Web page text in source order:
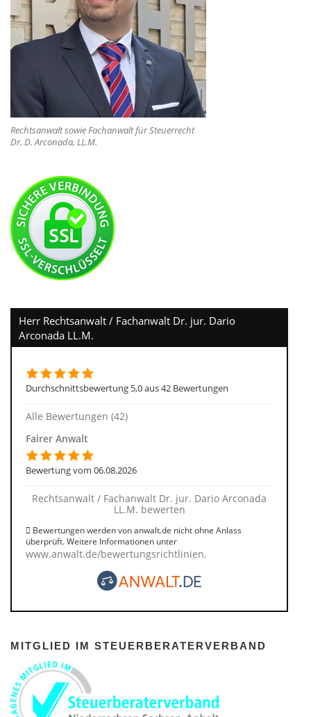
Rechtsanwalt sowie Fachanwalt für Steuerrecht
Dr. D. Arconada, LL.M.
Herr Rechtsanwalt / Fachanwalt Dr. jur. Dario
Arconada LL.M.
Durchschnittsbewertung 5,0 aus 42 Bewertungen
Alle Bewertungen (42)
Fairer Anwalt
Bewertung vom 06.08.2026
Rechtsanwalt / Fachanwalt Dr. jur. Dario Arconada
LL.M. bewerten
Bewertungen werden von anwalt.de nicht ohne Anlass
überprüft. Weitere Informationen unter
www.anwalt.de/bewertungsrichtlinien.
MITGLIED IM STEUERBERATERVERBAND